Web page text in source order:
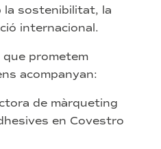
la sostenibilitat, la
internacional.
prometem
acompanyan:
de màrqueting
en Covestro